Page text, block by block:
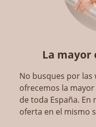
La mayor
No busques por las
ofrecemos la
de toda España.
oferta en el mismo